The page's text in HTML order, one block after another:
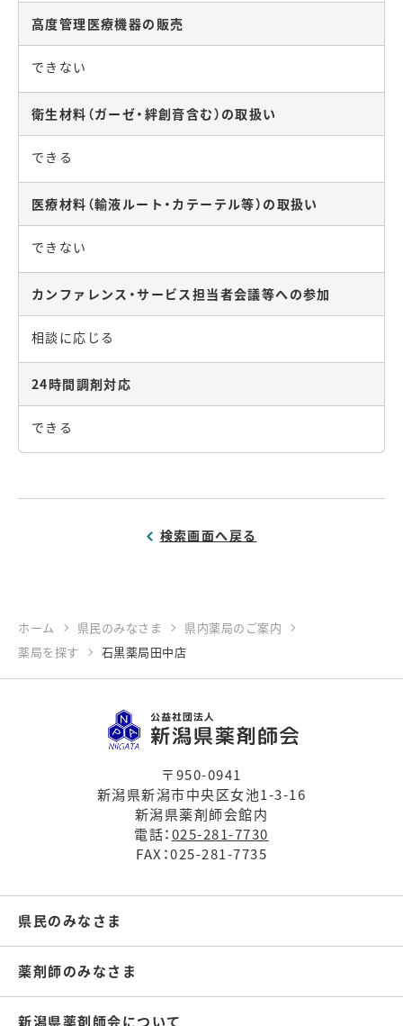
高度管理医療機器の販売
できない
衛生材料（ガーゼ・絆創膏含む）の取扱い
できる
医療材料（輸液ルート・カテーテル等）の取扱い
できない
カンファレンス・サービス担当者会議等への参加
相談に応じる
24時間調剤対応
できる
検索画面へ戻る
ホーム 県民のみなさま
県内薬局のご案内
薬局を探す
石黒薬局田中店
〒950-0941
新潟県新潟市中央区女池1-3-16
新潟県薬剤師会館内
電話：025-281-7730
FAX：025-281-7735
県民のみなさま
薬剤師のみなさま
新潟県薬剤師会について